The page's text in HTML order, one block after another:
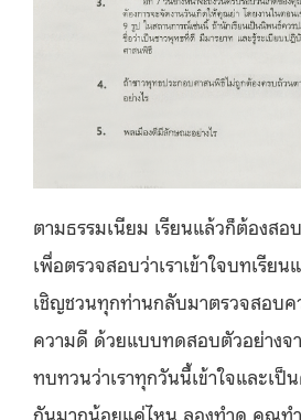
ตามธรรมเนียม เรียนแล้วก็ต้องส
เพื่อตรวจสอบว่าเราเข้าใจบทเรียน
เชิญชวนทุกท่านกลับมาตรวจสอบค
ความดี ด้วยแบบทดสอบตัวอย่างจ
ทบทวนว่าเราทุกวันนี้เข้าใจและเ
กันมากน้อยแค่ไหน ลองทำดู คุณท